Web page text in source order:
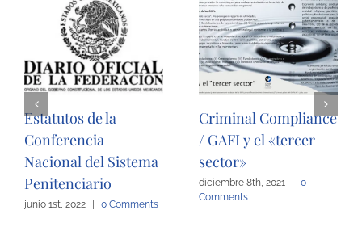
Estatutos de la
Conferencia
Nacional del Sistema
Penitenciario
junio 1st, 2022 0 Comments
Criminal Compliance
/ GAFI y el «tercer
sector»
diciembre 8th, 2021
0
Comments